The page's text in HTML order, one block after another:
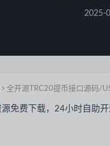
2025-
全开源TRC20提币接口源码/